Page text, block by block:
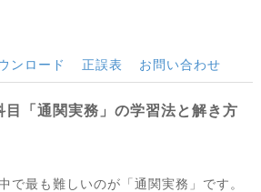
ンロード 正誤表 お問い合わせ
目「通関実務」の学習法と解き方
で最も難しいのが「通関実務」です。